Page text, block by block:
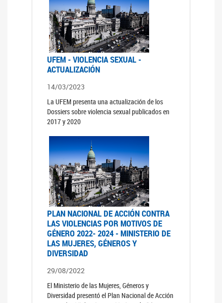
UFEM - VIOLENCIA SEXUAL -
ACTUALIZACIÓN
14/03/2023
La UFEM presenta una actualización de los
Dossiers sobre violencia sexual publicados en
2017 y 2020
PLAN NACIONAL DE ACCIÓN CONTRA
LAS VIOLENCIAS POR MOTIVOS DE
GÉNERO 2022- 2024 - MINISTERIO DE
LAS MUJERES, GÉNEROS Y
DIVERSIDAD
29/08/2022
El Ministerio de las Mujeres, Géneros y
Diversidad presentó el Plan Nacional de Acción